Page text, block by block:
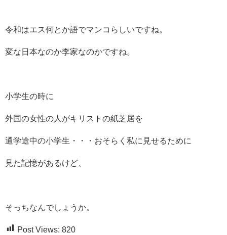
令和はエス何とか語でマンコらしいですね。
変な日本なのか李家なのかですね。
小学生の時に
外国の女性の人がキリストの紙芝居を
通学途中の小学生・・・おそらく私に見せるために
見た記憶があるけど、
そっちなんでしょうか。
Post Views: 820